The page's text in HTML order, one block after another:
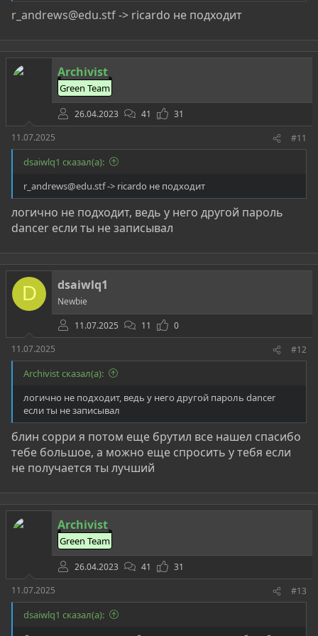
infra-4
r_andrews@edu.stf-> ricardo не подходит
Archivist
Green Team
26.04.2023 41
31
11.07.2025
#11
dsaiwlq1 сказал(а):
r_andrews@edu.stf-> ricardo не подходит
логично не подходит, ведь у него другой пароль
dancer если ты не записывал
D dsaiwlq1
Newbie
11.07.2025
11
0
11.07.2025
#12
Archivist сказал(а):
логично не подходит, ведь у него другой пароль dancer
если ты не записывал
блин сорри я потом еще брутил все нашел спасибо
тебе большое, а можно еще спросить у тебя если
не получается ты лучший
Archivist
Green Team
26.04.2023 41
31
11.07.2025
#13
dsaiwlq1 сказал(а):